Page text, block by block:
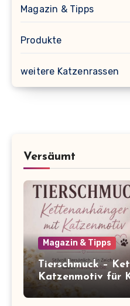
Magazin & Tipps
Produkte
weitere Katzenrassen
Versäumt
Magazin & Tipps
Tierschmuck –
Katzenmotiv für